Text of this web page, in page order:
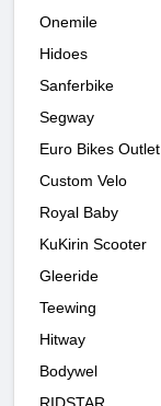
Onemile
Hidoes
Sanferbike
Segway
Euro Bikes Outlet
Custom Velo
Royal Baby
KuKirin Scooter
Gleeride
Teewing
Hitway
Bodywel